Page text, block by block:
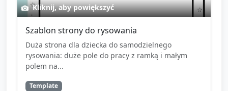
Kliknij, aby powiększyć
Szablon strony do rysowania
Duża strona dla dziecka do samodzielnego
rysowania: duże pole do pracy z ramką i małym
polem na...
Template